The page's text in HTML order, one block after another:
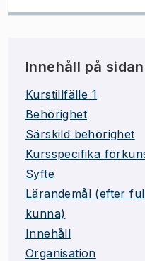
Innehåll på sidan
Kurstillfälle 1
Behörighet
Särskild behörighet
Kursspecifika
Syfte
Lärandemål (efter
kunna)
Innehåll
Organisation